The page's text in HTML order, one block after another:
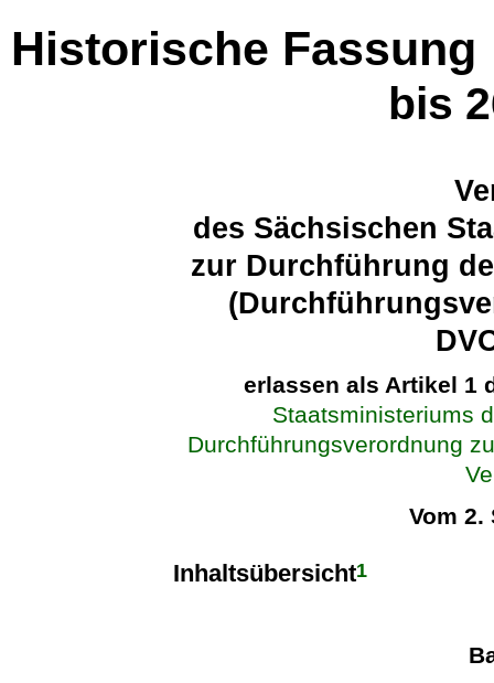
Historische Fassung
bis
des Sächsischen
zur Durchführung
erlassen als Artikel 1
Staatsministeriums
Durchführungsverordnung
Vom 2.
Inhaltsübersicht1